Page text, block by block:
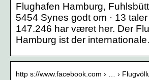
Flughafen Hamburg,
5454 Synes godt om · 13 taler
147.246 har været her. Der
Hamburg ist der
http s://www.facebook.com › … ›